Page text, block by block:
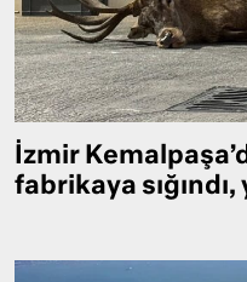
İzmir
fabrikaya sığındı,